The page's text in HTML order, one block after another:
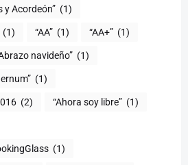
y Acordeón” (1)
(1) “AA” (1) “AA+” (1)
navideño” (1)
(1)
(2) “Ahora soy libre” (1)
(1)